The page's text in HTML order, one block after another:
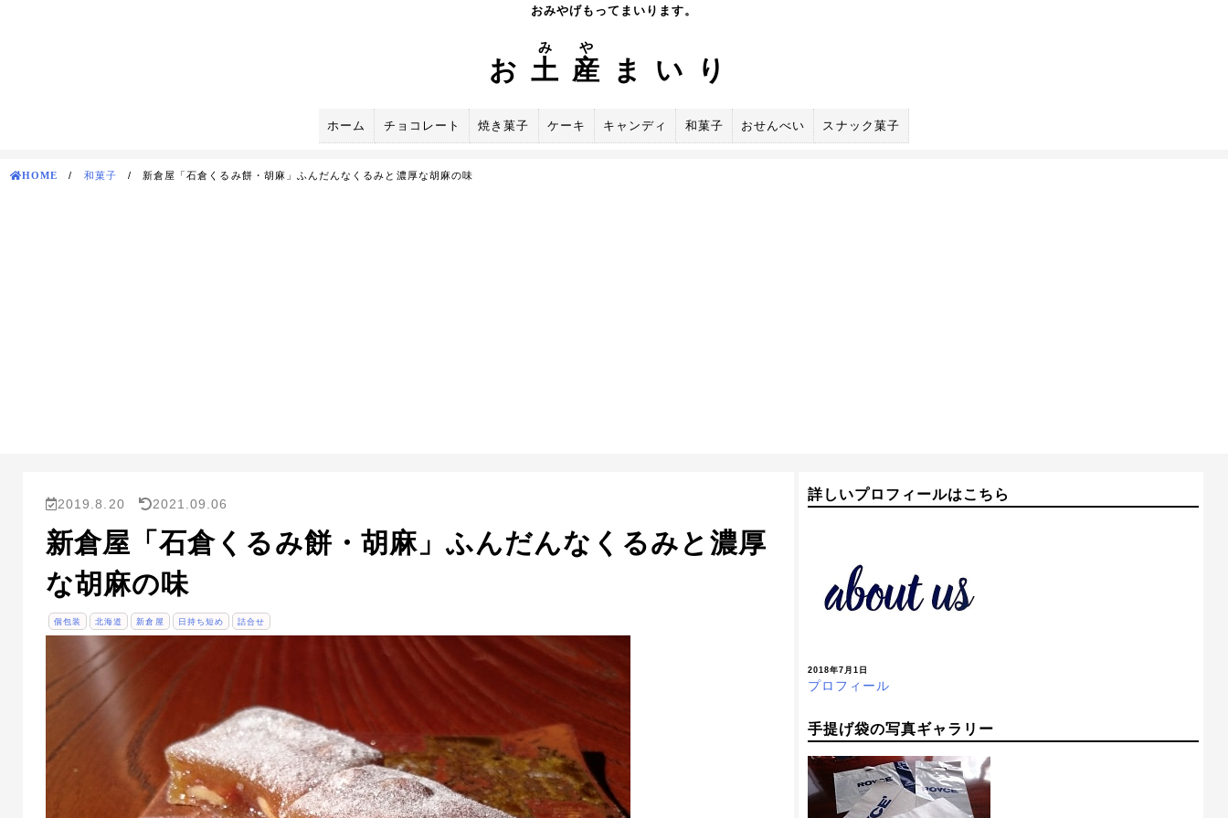
おみやげもってまいります。
お 土
み
産
や
まいり
ホーム チョコレート 焼き菓子 ケーキ キャンディ 和菓子 おせんべい スナック菓子
HOME / 和菓子 / 新倉屋「石倉くるみ餅・胡麻」ふんだんなくるみと濃厚な胡麻の味
2019.8.20 2021.09.06
新倉屋「石倉くるみ餅・胡麻」ふんだんなくるみと濃厚
な胡麻の味
個包装 北海道 新倉屋 日持ち短め 詰合せ
詳しいプロフィールはこちら
2018年7月1日
プロフィール
手提げ袋の写真ギャラリー